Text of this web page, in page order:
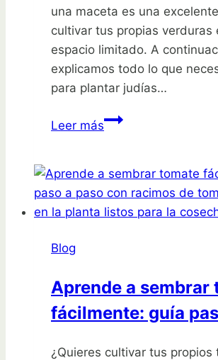
una maceta es una
cultivar tus propias verduras
espacio limitado. A
explicamos todo lo que
para plantar judías…
Leer másAprende
judías
verdes
en
Blog
Aprende a sembrar
fácilmente: guía
¿Quieres cultivar tus propios